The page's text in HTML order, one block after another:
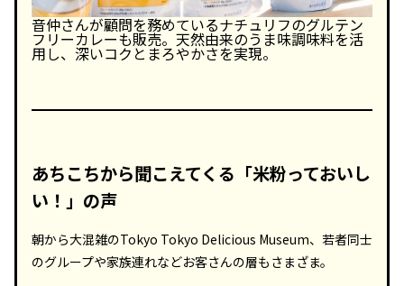
音仲さんが顧問を務めているナチュリフのグルテン
フリーカレーも販売。天然由来のうま味調味料を活
用し、深いコクとまろやかさを実現。
あちこちから聞こえてくる「米粉っておいし
い！」の声
朝から大混雑のTokyo Tokyo Delicious Museum、若者同士
のグループや家族連れなどお客さんの層もさまざま。